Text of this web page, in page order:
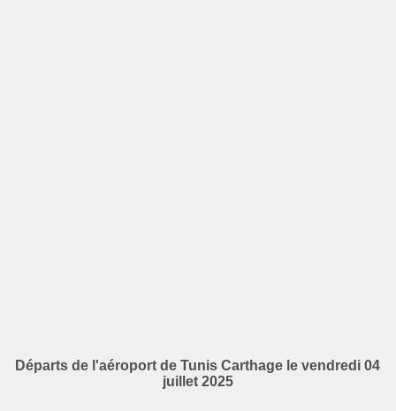
Départs de l'aéroport de Tunis Carthage le vendredi 04
juillet 2025